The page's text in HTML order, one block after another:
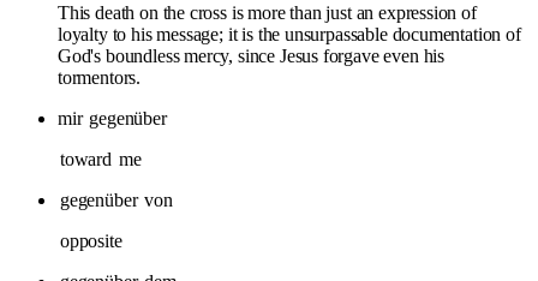
This death on the cross is more than just an expression of
loyalty to his message; it is the unsurpassable documentation of
God's boundless mercy, since Jesus forgave even his
tormentors.
mir gegenüber
toward me
gegenüber von
opposite